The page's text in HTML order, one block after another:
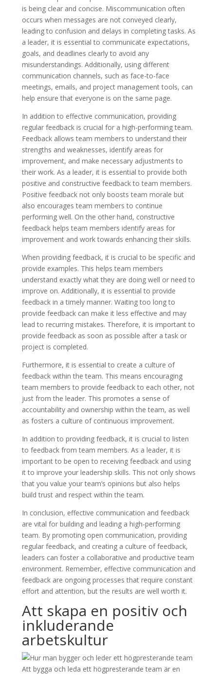
is being clear and concise. Miscommunication often
occurs when messages are not conveyed clearly,
leading to confusion and delays in completing tasks. As
a leader, it is essential to communicate expectations,
goals, and deadlines clearly to avoid any
misunderstandings. Additionally, using different
communication channels, such as face-to-face
meetings, emails, and project management tools, can
help ensure that everyone is on the same page.
In addition to effective communication, providing
regular feedback is crucial for a high-performing team.
Feedback allows team members to understand their
strengths and weaknesses, identify areas for
improvement, and make necessary adjustments to
their work. As a leader, it is essential to provide both
positive and constructive feedback to team members.
Positive feedback not only boosts team morale but
also encourages team members to continue
performing well. On the other hand, constructive
feedback helps team members identify areas for
improvement and work towards enhancing their skills.
When providing feedback, it is crucial to be specific and
provide examples. This helps team members
understand exactly what they are doing well or need to
improve on. Additionally, it is essential to provide
feedback in a timely manner. Waiting too long to
provide feedback can make it less effective and may
lead to recurring mistakes. Therefore, it is important to
provide feedback as soon as possible after a task or
project is completed.
Furthermore, it is essential to create a culture of
feedback within the team. This means encouraging
team members to provide feedback to each other, not
just from the leader. This promotes a sense of
accountability and ownership within the team, as well
as fosters a culture of continuous improvement.
In addition to providing feedback, it is crucial to listen
to feedback from team members. As a leader, it is
important to be open to receiving feedback and using
it to improve your leadership skills. This not only shows
that you value your team’s opinions but also helps
build trust and respect within the team.
In conclusion, effective communication and feedback
are vital for building and leading a high-performing
team. By promoting open communication, providing
regular feedback, and creating a culture of feedback,
leaders can foster a collaborative and productive team
environment. Remember, effective communication and
feedback are ongoing processes that require constant
effort and attention, but the results are well worth it.
Att skapa en positiv och
inkluderande
arbetskultur
Att bygga och leda ett högpresterande team är en